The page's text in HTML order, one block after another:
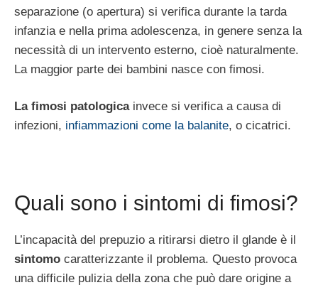
separazione (o apertura) si verifica durante la tarda
infanzia e nella prima adolescenza, in genere senza la
necessità di un intervento esterno, cioè naturalmente.
La maggior parte dei bambini nasce con fimosi.
La fimosi patologicainvece si verifica a causa di
infezioni, infiammazioni come la balanite, o cicatrici.
Quali sono i sintomi di fimosi?
L’incapacità del prepuzio a ritirarsi dietro il glande è il
sintomo caratterizzante il problema. Questo provoca
una difficile pulizia della zona che può dare origine a